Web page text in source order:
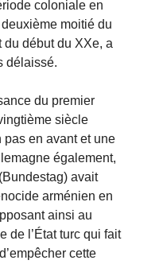
coloniale en
moitié du
du début du XXe, a
délaissé.
du premier
siècle
pas en avant et une
également,
avait
arménien en
ainsi au
de l’État turc qui fait
cette